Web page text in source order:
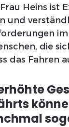
Heins ist
und
die
das Fahren